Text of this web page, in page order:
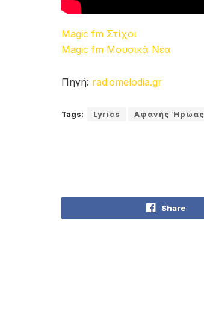
Magic fm Στίχοι
Magic fm Μουσικά Νέα
Πηγή: radiomelodia.gr
Tags: Lyrics Αφανής Ήρωας
Share